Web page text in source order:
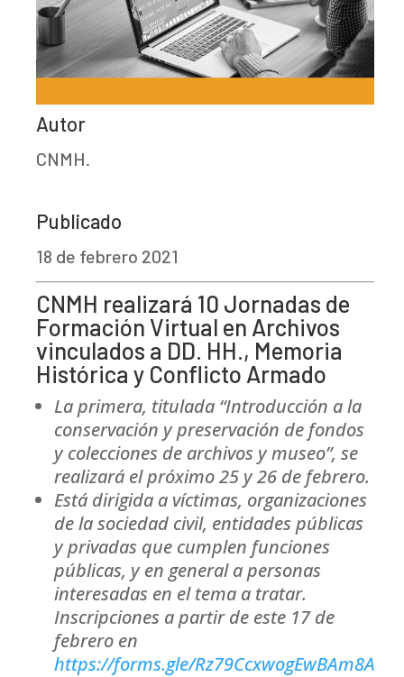
Autor
CNMH.
Publicado
18 de febrero 2021
CNMH realizará 10 Jornadas de
Formación Virtual en Archivos
vinculados a DD. HH., Memoria
Histórica y Conflicto Armado
La primera, titulada “Introducción a la
conservación y preservación de fondos
y colecciones de archivos y museo”, se
realizará el próximo 25 y 26 de febrero.
Está dirigida a víctimas, organizaciones
de la sociedad civil, entidades públicas
y privadas que cumplen funciones
públicas, y en general a personas
interesadas en el tema a tratar.
Inscripciones a partir de este 17 de
febrero en
https://forms.gle/Rz79CcxwogEwBAm8A